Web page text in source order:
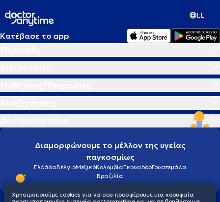
EL
Κατέβασε το app
Διαμορφώνουμε το μέλλον της υγείας
παγκοσμίως
ΕλλάδαΒέλγιοΜεξικόΚολομβίαΕκουαδόρΓουατεμάλα
Βραζιλία
Χρησιμοποιούμε cookies για να σου προσφέρουμε μια κορυφαία